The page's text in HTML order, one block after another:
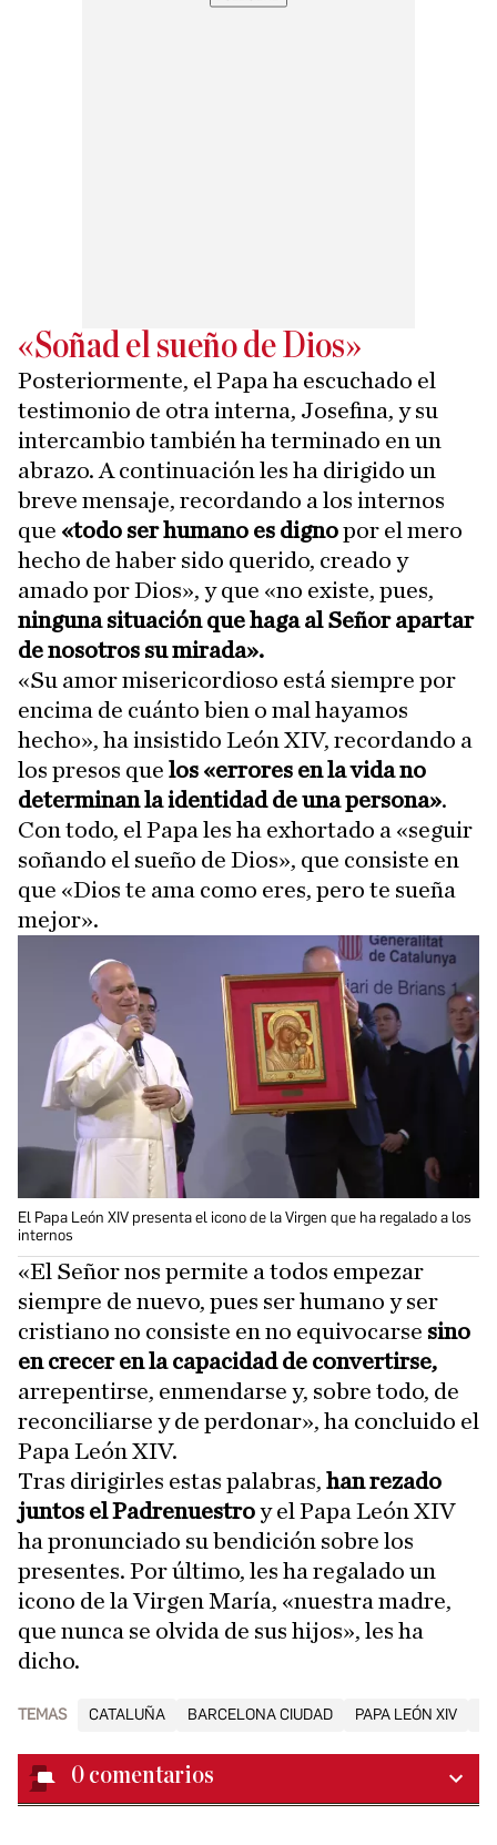
«Soñad el sueño de Dios»
Posteriormente, el Papa ha escuchado el
testimonio de otra interna, Josefina, y su
intercambio también ha terminado en un
abrazo. A continuación les ha dirigido un
breve mensaje, recordando a los internos
que «todo ser humano es dignopor el mero
hecho de haber sido querido, creado y
amado por Dios», y que «no existe, pues,
ninguna situación que haga al Señor apartar
de nosotros su mirada».
«Su amor misericordioso está siempre por
encima de cuánto bien o mal hayamos
hecho», ha insistido León XIV, recordando a
los presos que los «errores en la vida no
determinan la identidad de una persona».
Con todo, el Papa les ha exhortado a «seguir
soñando el sueño de Dios», que consiste en
que «Dios te ama como eres, pero te sueña
mejor».
El Papa León XIV presenta el icono de la Virgen que ha regalado a los
internos
«El Señor nos permite a todos empezar
siempre de nuevo, pues ser humano y ser
cristiano no consiste en no equivocarse sino
en crecer en la capacidad de convertirse,
arrepentirse, enmendarse y, sobre todo, de
reconciliarse y de perdonar», ha concluido el
Papa León XIV.
Tras dirigirles estas palabras, han rezado
juntos el Padrenuestroy el Papa León XIV
ha pronunciado su bendición sobre los
presentes. Por último, les ha regalado un
icono de la Virgen María, «nuestra madre,
que nunca se olvida de sus hijos», les ha
dicho.
TEMAS CATALUÑA BARCELONA CIUDAD PAPA LEÓN XIV
0 comentarios